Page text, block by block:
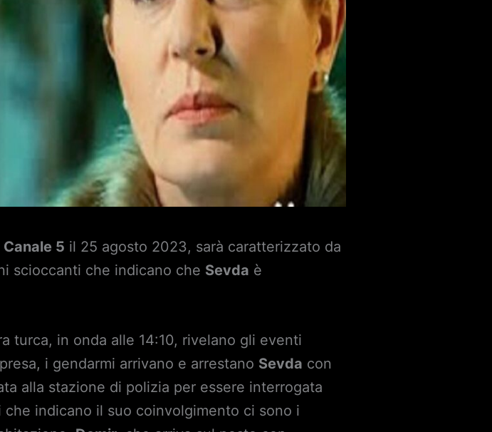
Canale 5 il 25 agosto 2023, sarà caratterizzato da
scioccanti che indicano che Sevda è
turca, in onda alle 14:10, rivelano gli eventi
i gendarmi arrivano e arrestano Sevda con
alla stazione di polizia per essere interrogata
indicano il suo coinvolgimento ci sono i